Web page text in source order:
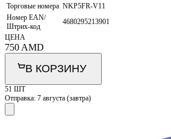
Торговые номера NKP5FR-V11
Номер EAN/
Штрих-код
4680295213901
ЦЕНА
750 AMD
В КОРЗИНУ
51 ШТ
Отправка: 7 августа (завтра)